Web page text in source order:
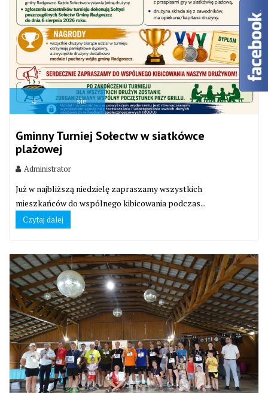
4 sie
Gminny Turniej Sołectw w siatkówce
plażowej
Administrator
Już w najbliższą niedzielę zapraszamy wszystkich
mieszkańców do wspólnego kibicowania podczas...
Czytaj dalej